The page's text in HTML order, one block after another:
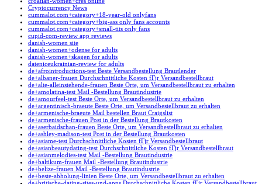
Cryptocurrency News
cummalot.com+category+18-year-old onlyfans
cummalot.com+category+big-ass only fans accounts
cummalot.com+category+small-tits only fans
cupid-com-review app reviews
danish-women site
danish-women+odense for adults
danish-women+skagen for adults
dateniceukrainian-review for adults
de+afrointroductions-test Beste Versandbestellung Brautlender
de+albaner-frauen Durchschnittliche Kosten fГјr Versandbestellbraut
de+alte-alleinstehende-frauen Beste Orte, um Versandbestellbraut zu erhalten
de+amolatina-test Mail -Bestellung Brautindustrie
de+amourfeel-test Beste Orte, um Versandbestellbraut zu erhalten
de+argentinisch-braeute Beste Orte, um Versandbestellbraut zu erhalten
de+armenische-braeute Mail bestellen Braut Craigslist
de+armenische-frauen Post in der Bestellung Brautkosten
de+aserbaidschan-frauen Beste Orte, um Versandbestellbraut zu erhalten
de+ashley-madison-test Post in der Bestellung Brautkosten
de+asiame-test Durchschnittliche Kosten fГјr Versandbestellbraut
de+asianbeautydating-test Durchschnittliche Kosten fГјr Versandbestellbraut
de+asianmelodies-test Mail -Bestellung Brautindustrie
de+baltikum-frauen Mail -Bestellung Brautindustrie
de+belize-frauen Mail -Bestellung Brautindustrie
de+beste-abholung-linien Beste Orte, um Versandbestellbraut zu erhalten